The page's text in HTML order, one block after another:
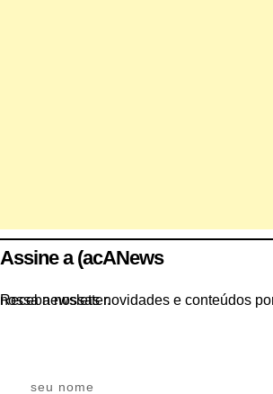
Assine a (acANews
Receba nossas novidades e conteúdos por e-mail. Assine nossa newsletter.